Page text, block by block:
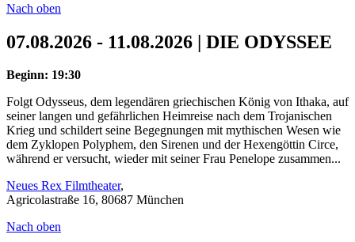
Nach oben
07.08.2026 - 11.08.2026 | DIE ODYSSEE
Beginn: 19:30
Folgt Odysseus, dem legendären griechischen König von Ithaka, auf
seiner langen und gefährlichen Heimreise nach dem Trojanischen
Krieg und schildert seine Begegnungen mit mythischen Wesen wie
dem Zyklopen Polyphem, den Sirenen und der Hexengöttin Circe,
während er versucht, wieder mit seiner Frau Penelope zusammen...
Neues Rex Filmtheater,
Agricolastraße 16, 80687 München
Nach oben